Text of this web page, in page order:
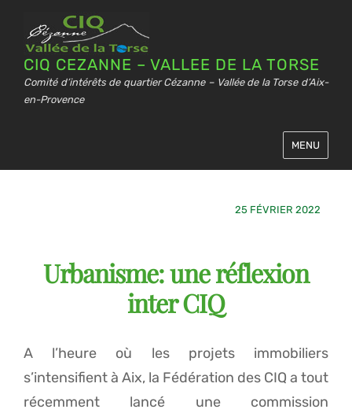
CIQ CEZANNE – VALLEE DE LA TORSE
Comité d’intérêts de quartier Cézanne – Vallée de la Torse d’Aix-
en-Provence
MENU
25 FÉVRIER 2022
Urbanisme: une réflexion
inter CIQ
A l’heure où les projets immobiliers
s’intensifient à Aix, la Fédération des CIQ a tout
récemment lancé une commission